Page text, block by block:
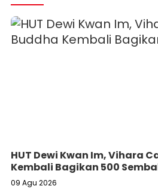
HUT Dewi Kwan Im, Vihara
Kembali Bagikan 500
09 Agu 2026